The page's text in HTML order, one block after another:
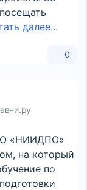
далее...
0
«НИИДПО»
на который
по